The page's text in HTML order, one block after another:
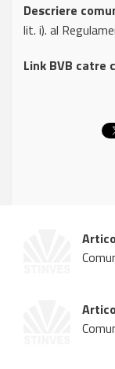
Descriere
lit. i). al
Link BVB catre